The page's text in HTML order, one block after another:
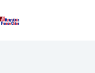
au
contenu